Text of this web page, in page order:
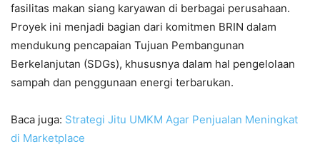
fasilitas makan siang karyawan di berbagai perusahaan.
Proyek ini menjadi bagian dari komitmen BRIN dalam
mendukung pencapaian Tujuan Pembangunan
Berkelanjutan (SDGs), khususnya dalam hal pengelolaan
sampah dan penggunaan energi terbarukan.
Baca juga: Strategi Jitu UMKM Agar Penjualan Meningkat
di Marketplace